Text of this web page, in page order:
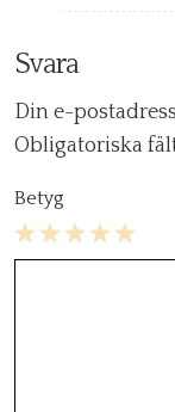
Svara
Din e-
Obligatoriska
Betyg
5
4
3
2
1